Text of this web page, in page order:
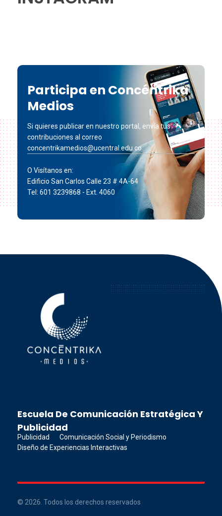
Participa en Concéntrika
Medios
Si quieres publicar en nuestro portal, envía tus
contribuciones al correo
concentrikamedios@ucentral.edu.co
O Visítanos en:
Edificio San Carlos Calle 23 # 4A-64
Tel: 601 3239868 - Ext. 4060
Escuela De Comunicación Estratégica Y
Publicidad
Publicidad
Comunicación Social y Periodismo
Diseño de Experiencias Interactivas
© 2026. Todos los derechos reservados